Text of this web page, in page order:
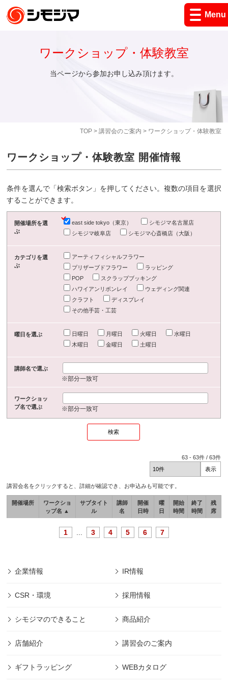
Menu
TOP> 講習会のご案内 > ワークショップ・体験教室
ワークショップ・体験教室
当ページから参加お申し込み頂けます。
ワークショップ・体験教室 開催情報
条件を選んで「検索ボタン」を押してください。複数の項目を選択
することができます。
開催場所を選
ぶ
east side tokyo（東京）
シモジマ名古屋店
シモジマ岐阜店
シモジマ心斎橋店（大阪）
カテゴリを選
ぶ
アーティフィシャルフラワー
プリザーブドフラワー
ラッピング
POP
スクラップブッキング
ハワイアンリボンレイ
ウェディング関連
クラフト
ディスプレイ
その他手芸・工芸
曜日を選ぶ 日曜日 月曜日 火曜日
水曜日
木曜日
金曜日 土曜日
講師名で選ぶ
※部分一致可
ワークショッ
プ名で選ぶ
※部分一致可
63 -63件 /63件
講習会名をクリックすると、詳細が確認でき、お申込みも可能です。
開催場所
ワークショ
ップ名 ▲
サブタイト
ル
講師
名
開催
日時
曜
日
開始
時間
終了
時間
残
席
1 3 4 5 6 7
企業情報 IR情報
CSR・環境 採用情報
シモジマのできること 商品紹介
店舗紹介 講習会のご案内
ギフトラッピング WEBカタログ